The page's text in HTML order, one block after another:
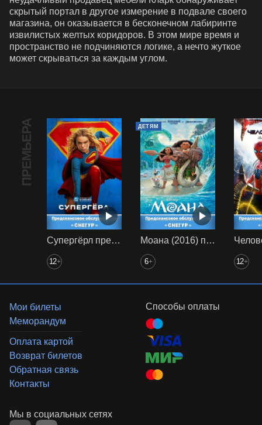
скрытый портал в другое измерение в подвале своего
магазина, он оказывается в бесконечном лабиринте
извилистых желтых коридоров. В этом мире время и
пространство не подчиняются логике, а нечто жуткое
может скрываться за каждым углом.
ПРЕМЬЕРА
Супергёрл предс. обсл. Снегур
12+
ДЕТЯМ
Моана (2016) предс. обсл. Снегур
6+ 12+
Мои билеты
Меморандум
Оплата картой
Возврат билетов
Обратная связь
Контакты
Способы оплаты